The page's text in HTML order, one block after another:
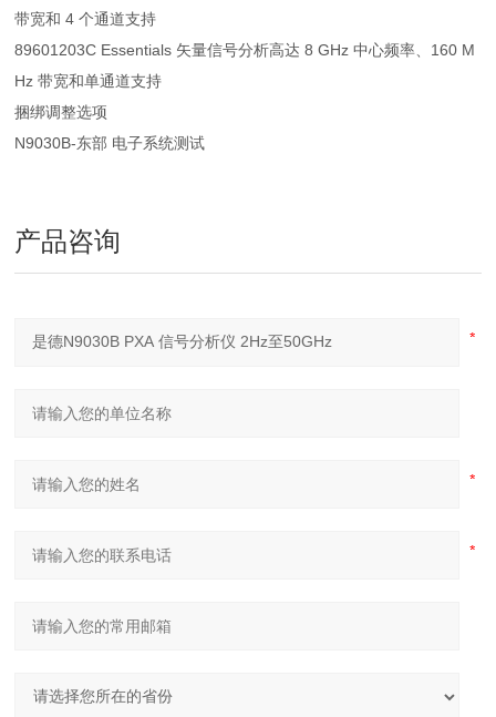
带宽和 4 个通道支持
89601203C Essentials 矢量信号分析高达 8 GHz 中心频率、160 M
Hz 带宽和单通道支持
捆绑调整选项
N9030B-东部 电子系统测试
产品咨询